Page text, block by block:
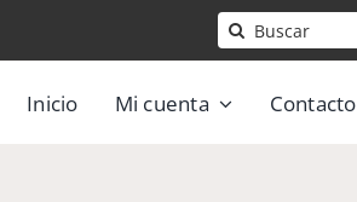
Buscar:
Inicio Mi cuenta Contacto